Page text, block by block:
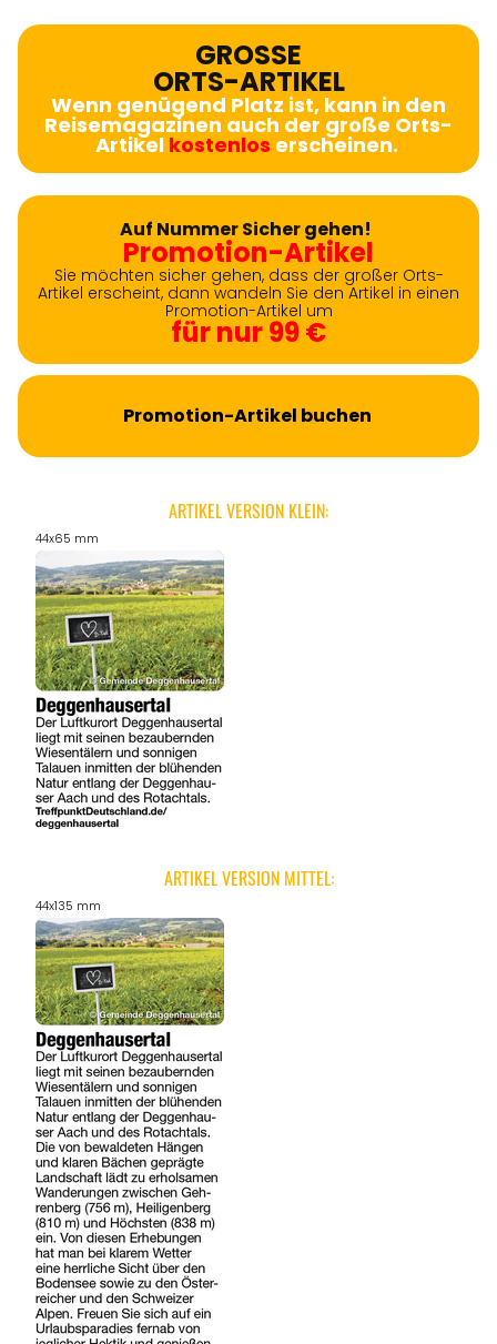
GROSSE
ORTS-ARTIKEL
Wenn genügend Platz ist, kann in den
Reisemagazinen auch der große Orts-
Artikel kostenlos erscheinen.
Auf Nummer Sicher gehen!
Promotion-Artikel
Sie möchten sicher gehen, dass der großer Orts-
Artikel erscheint, dann wandeln Sie den Artikel in einen
Promotion-Artikel um
für nur 99 €
Promotion-Artikel buchen
ARTIKEL VERSION KLEIN:
44x65 mm
ARTIKEL VERSION MITTEL:
44x135 mm